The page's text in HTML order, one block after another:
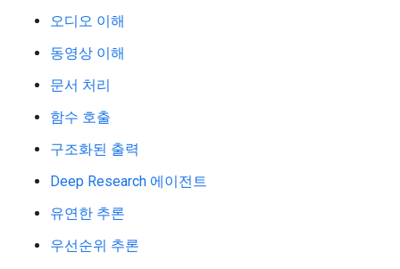
오디오 이해
동영상 이해
문서 처리
함수 호출
구조화된 출력
Deep Research 에이전트
유연한 추론
우선순위 추론